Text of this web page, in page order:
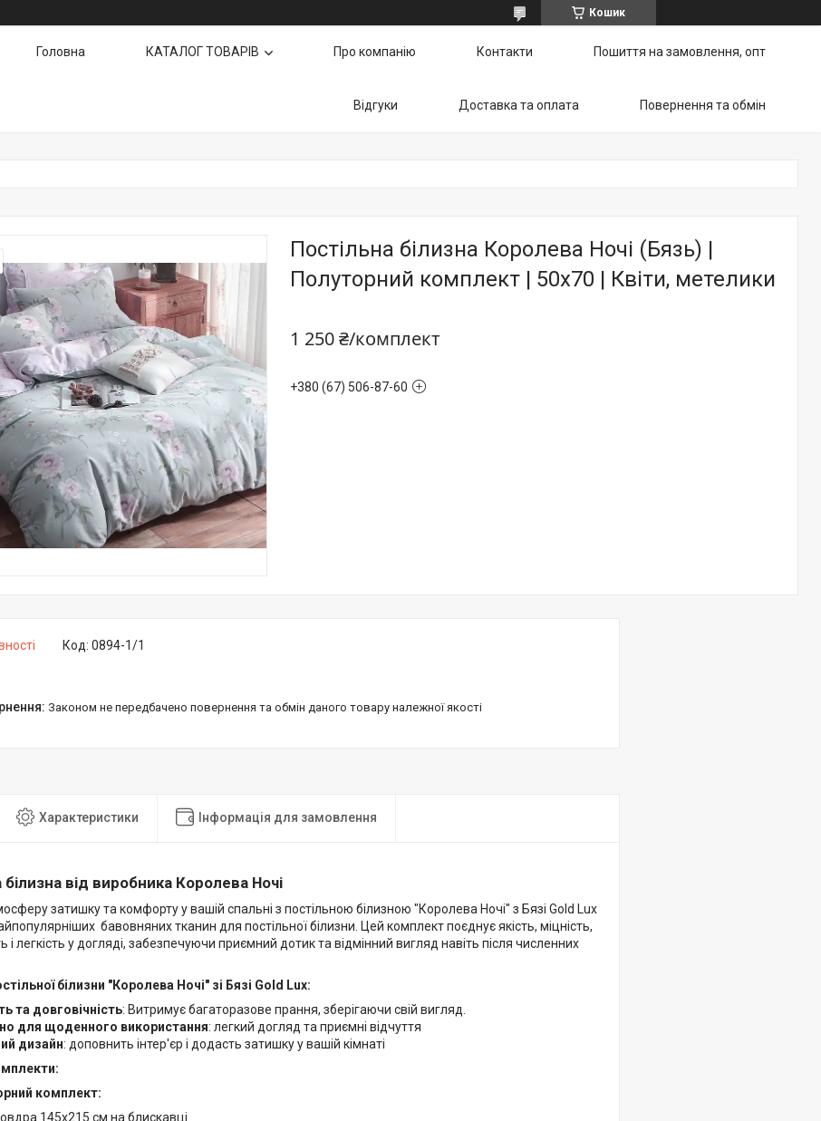
Кошик
Головна КАТАЛОГ ТОВАРІВ Про компанію Контакти Пошиття на замовлення, опт
Відгуки Доставка та оплата Повернення та обмін
Постільна білизна Королева Ночі (Бязь) |
Полуторний комплект | 50х70 | Квіти, метелики
1 250 ₴/комплект
+380 (67) 506-87-60
Код: 0894-1/1
Законом не передбачено повернення та обмін даного товару належної якості
Характеристики Інформація для замовлення
білизна від виробника Королева Ночі
затишку та комфорту у вашій спальні з постільною білизною "Королева Ночі" з Бязі Gold Lux
бавовняних тканин для постільної білизни. Цей комплект поєднує якість, міцність,
і легкість у догляді, забезпечуючи приємний дотик та відмінний вигляд навіть після численних
білизни "Королева Ночі" зі Бязі Gold Lux:
та довговічність: Витримує багаторазове прання, зберігаючи свій вигляд.
для щоденного використання: легкий догляд та приємні відчуття
дизайн: доповнить інтер'єр і додасть затишку у вашій кімнаті
комплект:
145х215 см на блискавці